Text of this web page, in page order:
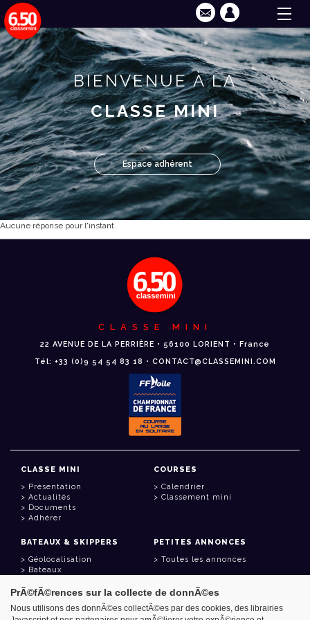
BIENVENUE À LA
CLASSE MINI
Espace adhérent
Aucune réponse pour l'instant.
CLASSE MINI
22 AVENUE DE LA PERRIÈRE • 56100 LORIENT • France
Tél: +33 (0)9 54 54 83 18 • CONTACT@CLASSEMINI.COM
CLASSE MINI
Présentation
Actualités
Documents
Adhérer
COURSES
Calendrier
Classement mini
BATEAUX & SKIPPERS
Géolocalisation
Bateaux
PETITES ANNONCES
Toutes les annonces
LIENS UTILES
PrÃ©fÃ©rences sur la collecte de donnÃ©es
Nous utilisons des donnÃ©es collectÃ©es par des cookies, des librairies